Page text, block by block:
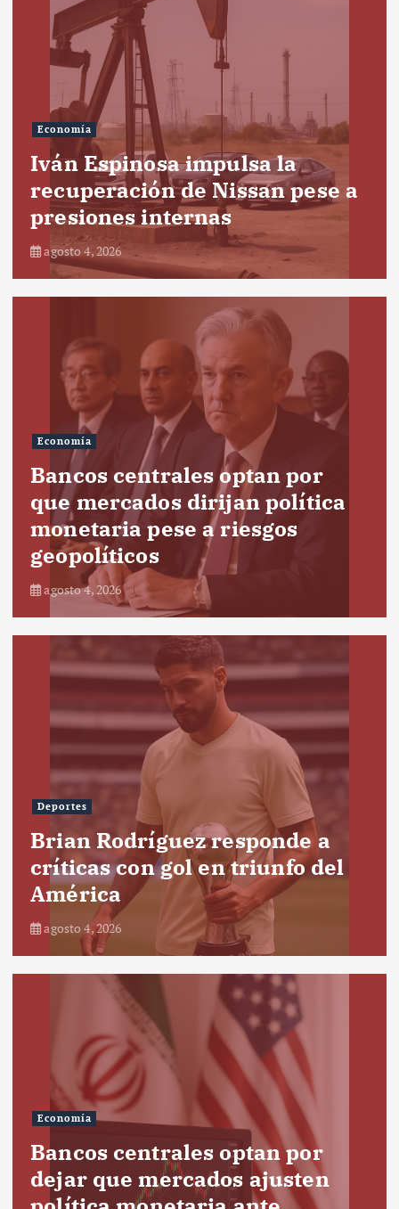
Economía
Iván Espinosa impulsa la
recuperación de Nissan pese a
presiones internas
agosto 4, 2026
Economía
Bancos centrales optan por
que mercados dirijan política
monetaria pese a riesgos
geopolíticos
agosto 4, 2026
Deportes
Brian Rodríguez responde a
críticas con gol en triunfo del
América
agosto 4, 2026
Economía
Bancos centrales optan por
dejar que mercados ajusten